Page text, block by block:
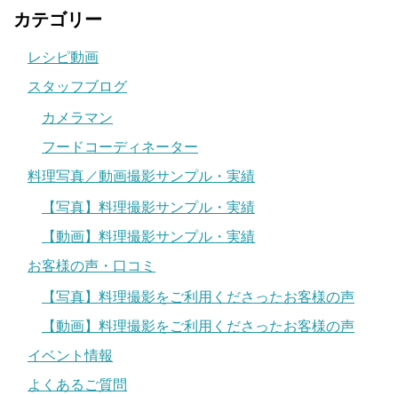
カテゴリー
レシピ動画
スタッフブログ
カメラマン
フードコーディネーター
料理写真／動画撮影サンプル・実績
【写真】料理撮影サンプル・実績
【動画】料理撮影サンプル・実績
お客様の声・口コミ
【写真】料理撮影をご利用くださったお客様の声
【動画】料理撮影をご利用くださったお客様の声
イベント情報
よくあるご質問